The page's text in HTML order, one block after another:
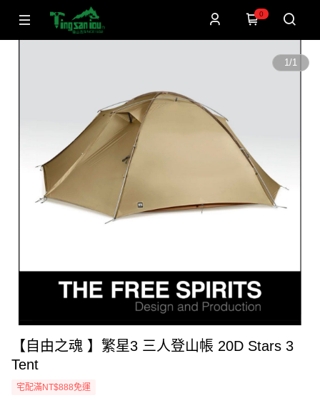
0
1/1
【自由之魂 】繁星3 三人登山帳 20D Stars 3
Tent
宅配滿NT$888免運